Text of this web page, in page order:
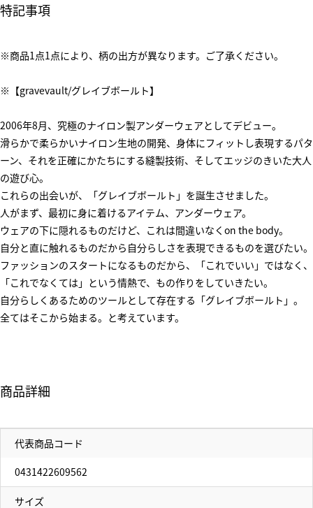
特記事項
※商品1点1点により、柄の出方が異なります。ご了承ください。
※【gravevault/グレイブボールト】
2006年8月、究極のナイロン製アンダーウェアとしてデビュー。
滑らかで柔らかいナイロン生地の開発、身体にフィットし表現するパタ
ーン、それを正確にかたちにする縫製技術、そしてエッジのきいた大人
の遊び心。
これらの出会いが、「グレイブボールト」を誕生させました。
人がまず、最初に身に着けるアイテム、アンダーウェア。
ウェアの下に隠れるものだけど、これは間違いなくon the body。
自分と直に触れるものだから自分らしさを表現できるものを選びたい。
ファッションのスタートになるものだから、「これでいい」ではなく、
「これでなくては」という情熱で、もの作りをしていきたい。
自分らしくあるためのツールとして存在する「グレイブボールト」。
全てはそこから始まる。と考えています。
商品詳細
代表商品コード
0431422609562
サイズ